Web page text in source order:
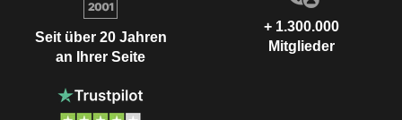
Seit über 20 Jahren
an Ihrer Seite
+ 1.300.000
Mitglieder